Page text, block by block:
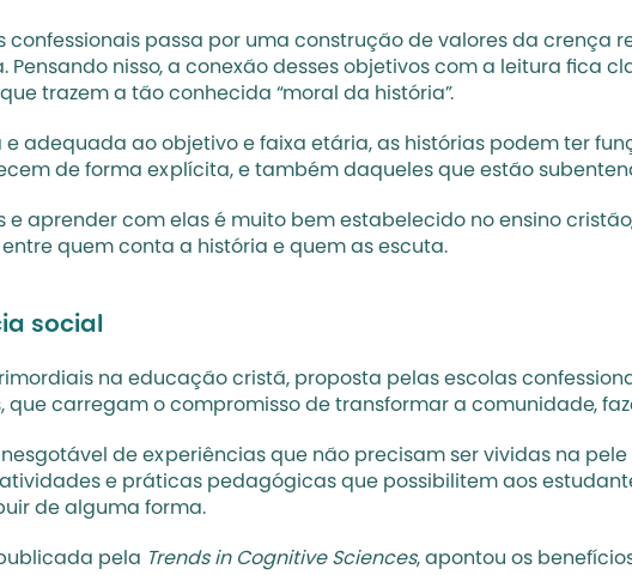
confessionais passa por uma construção de valores da crença
Pensando nisso, a conexão desses objetivos com a leitura fica
trazem a tão conhecida “moral da história”.
e adequada ao objetivo e faixa etária, as histórias podem ter
de forma explícita, e também daqueles que estão
e aprender com elas é muito bem estabelecido no ensino
quem conta a história e quem as escuta.
social
na educação cristã, proposta pelas escolas
que carregam o compromisso de transformar a comunidade,
de experiências que não precisam ser vividas na
e práticas pedagógicas que possibilitem aos
de alguma forma.
pela Trends in Cognitive Sciences, apontou os